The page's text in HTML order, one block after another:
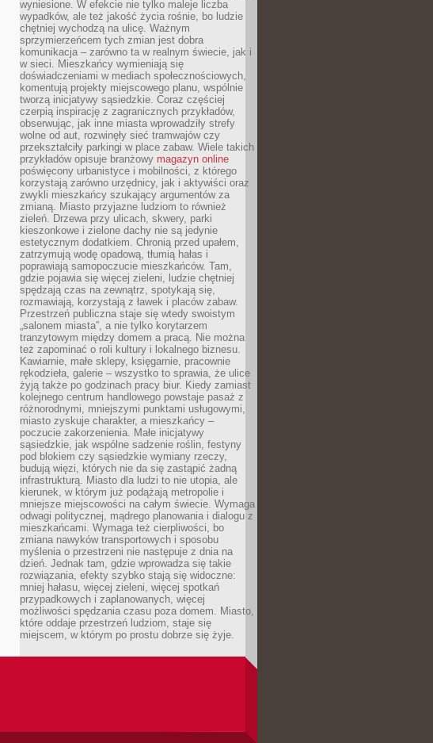
wyniesione. W efekcie nie tylko maleje liczba
wypadków, ale też jakość życia rośnie, bo ludzie
chętniej wychodzą na ulicę. Ważnym
sprzymierzeńcem tych zmian jest dobra
komunikacja – zarówno ta w realnym świecie, jak i
w sieci. Mieszkańcy wymieniają się
doświadczeniami w mediach społecznościowych,
komentują projekty miejscowego planu, wspólnie
tworzą inicjatywy sąsiedzkie. Coraz częściej
czerpią inspirację z zagranicznych przykładów,
obserwując, jak inne miasta wprowadziły strefy
wolne od aut, rozwinęły sieć tramwajów czy
przekształciły parkingi w place zabaw. Wiele takich
przykładów opisuje branżowy magazyn online
poświęcony urbanistyce i mobilności, z którego
korzystają zarówno urzędnicy, jak i aktywiści oraz
zwykli mieszkańcy szukający argumentów za
zmianą. Miasto przyjazne ludziom to również
zieleń. Drzewa przy ulicach, skwery, parki
kieszonkowe i zielone dachy nie są jedynie
estetycznym dodatkiem. Chronią przed upałem,
zatrzymują wodę opadową, tłumią hałas i
poprawiają samopoczucie mieszkańców. Tam,
gdzie pojawia się więcej zieleni, ludzie chętniej
spędzają czas na zewnątrz, spotykają się,
rozmawiają, korzystają z ławek i placów zabaw.
Przestrzeń publiczna staje się wtedy swoistym
„salonem miasta”, a nie tylko korytarzem
tranzytowym między domem a pracą. Nie można
też zapominać o roli kultury i lokalnego biznesu.
Kawiarnie, małe sklepy, księgarnie, pracownie
rękodzieła, galerie – wszystko to sprawia, że ulice
żyją także po godzinach pracy biur. Kiedy zamiast
kolejnego centrum handlowego powstaje pasaż z
różnorodnymi, mniejszymi punktami usługowymi,
miasto zyskuje charakter, a mieszkańcy –
poczucie zakorzenienia. Małe inicjatywy
sąsiedzkie, jak wspólne sadzenie roślin, festyny
pod blokiem czy sąsiedzkie wymiany rzeczy,
budują więzi, których nie da się zastąpić żadną
infrastrukturą. Miasto dla ludzi to nie utopia, ale
kierunek, w którym już podążają metropolie i
mniejsze miejscowości na całym świecie. Wymaga
odwagi politycznej, mądrego planowania i dialogu z
mieszkańcami. Wymaga też cierpliwości, bo
zmiana nawyków transportowych i sposobu
myślenia o przestrzeni nie następuje z dnia na
dzień. Jednak tam, gdzie wprowadza się takie
rozwiązania, efekty szybko stają się widoczne:
mniej hałasu, więcej zieleni, więcej spotkań
przypadkowych i zaplanowanych, więcej
możliwości spędzania czasu poza domem. Miasto,
które oddaje przestrzeń ludziom, staje się
miejscem, w którym po prostu dobrze się żyje.